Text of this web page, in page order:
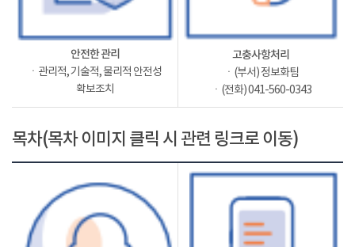
안전한 관리
ㆍ관리적, 기술적, 물리적 안전성
확보조치
고충사항처리
ㆍ(부서) 정보화팀
ㆍ(전화) 041-560-0343
목차(목차 이미지 클릭 시 관련 링크로 이동)